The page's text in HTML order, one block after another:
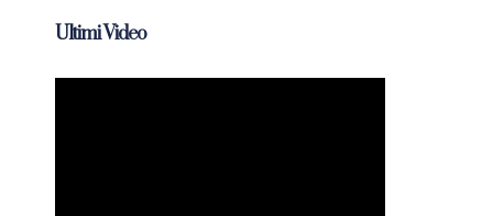
Ultimi Video